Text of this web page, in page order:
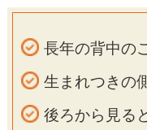
長年の背中の
生まれつきの
後ろから見る